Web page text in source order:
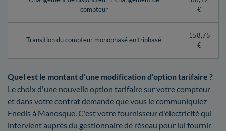
compteur
€
Transition du compteur monophasé en triphasé
158,75
€
Quel est le montant d'une modification d'option tarifaire ?
Le choix d'une nouvelle option tarifaire sur votre compteur
et dans votre contrat demande que vous le communiquiez
Enedis à Manosque. C'est votre fournisseur d'électricité qui
intervient auprès du gestionnaire de réseau pour lui fournir